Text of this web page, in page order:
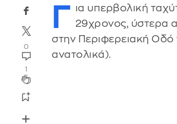
0
1
Γ ια υπερβολική
29χρονος, ύστερα
στην Περιφερειακή
ανατολικά).